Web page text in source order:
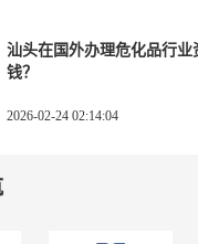
汕头在国外办理危化品行
钱？
2026-02-24 02:14:04